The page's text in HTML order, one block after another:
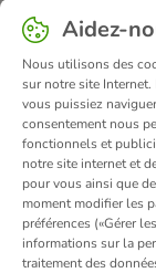
Aidez-
Nous utilisons des
sur notre site
vous puissiez
consentement nous
fonctionnels et
notre site internet et
pour vous ainsi que
moment modifier les
préférences («Gérer
informations sur la
traitement des